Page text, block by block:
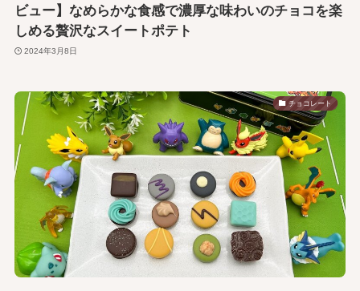
ビュー】なめらかな食感で濃厚な味わいのチョコを楽
しめる贅沢なスイートポテト
2024年3月8日
チョコレート